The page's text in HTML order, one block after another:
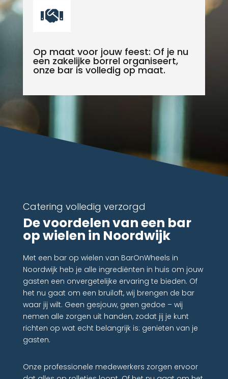

Op maat voor jouw feest: Of je nu
een zakelijke borrel organiseert,
onze bar is volledig op maat.
Catering volledig verzorgd
De voordelen van een bar
op wielen in Noordwijk
Met een bar op wielen van BarOnWheels in
Noordwijk heb je alle ingrediënten in huis om jouw
gasten een onvergetelijke ervaring te bieden. Of
het nu gaat om een bruiloft, wij brengen de bar
waar jij wilt. Geen gesjouw, geen gedoe – wij
nemen alle zorgen uit handen, zodat jij je kunt
richten op wat echt belangrijk is: genieten van je
gasten.
Onze professionele medewerkers zorgen ervoor